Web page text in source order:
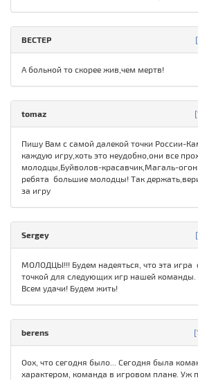
ВЕСТЕР
А больной то скорее жив,чем мертв!
tomaz
Пишу Вам с самой далекой точки России-
каждую игру,хоть это неудобно,они все
молодцы,Буйволов-красавчик,Магаль-
ребята большие молодцы! Так
за игру
Sergey
МОЛОДЦЫ!!! Будем надеяться, что эта игра
точкой для следующих игр нашей команды.
Всем удачи! Будем жить!
berens
Оох, что сегодня было... Сегодня была
характером, команда в игровом плане. Уж